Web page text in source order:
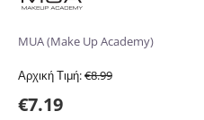
MUA (Make Up Academy)
Αρχική Τιμή:€8.99
€7.19